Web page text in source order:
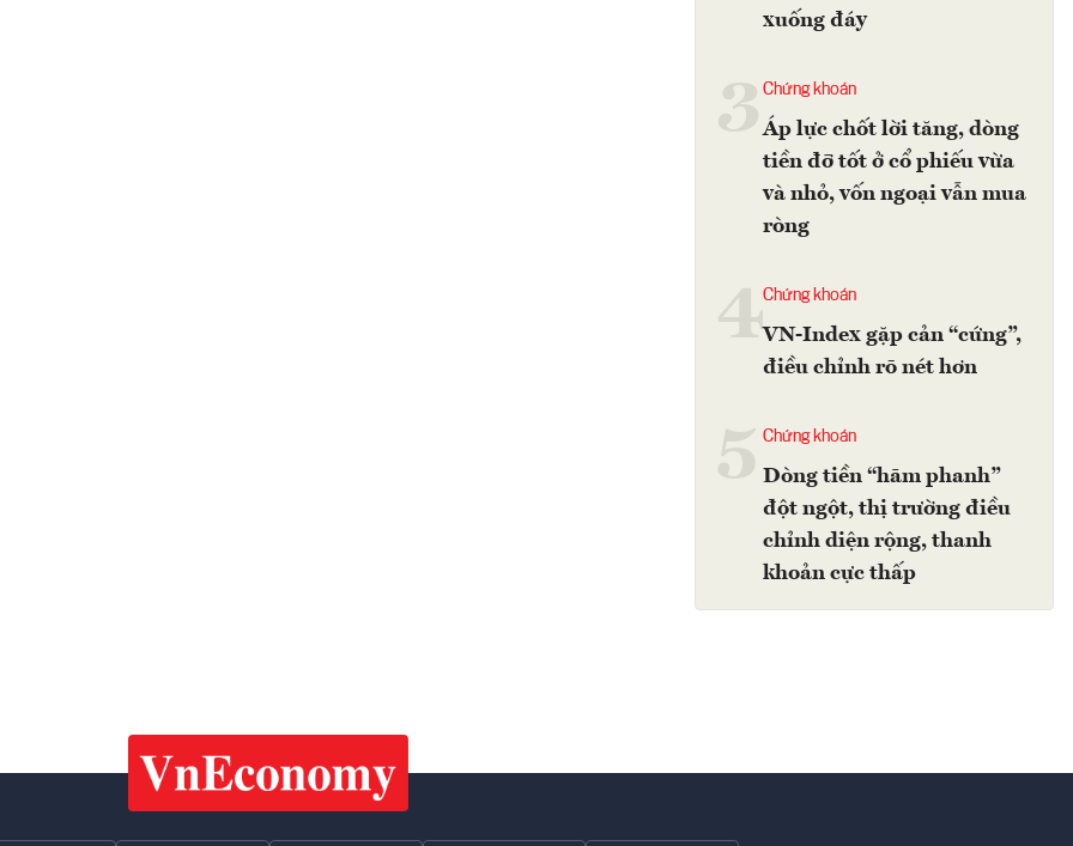
xuống đáy
Chứng khoán
Áp lực chốt lời tăng, dòng
tiền đỡ tốt ở cổ phiếu vừa
và nhỏ, vốn ngoại vẫn mua
ròng
4Chứng khoán
VN-Index gặp cản “cứng”,
điều chỉnh rõ nét hơn
Chứng khoán
Dòng tiền “hãm phanh”
đột ngột, thị trường điều
chỉnh diện rộng, thanh
khoản cực thấp